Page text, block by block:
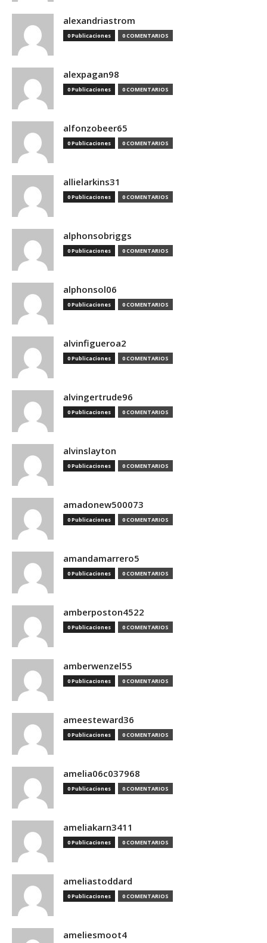
alexandriastrom
0 Publicaciones 0 COMENTARIOS
alexpagan98
0 Publicaciones 0 COMENTARIOS
alfonzobeer65
0 Publicaciones 0 COMENTARIOS
allielarkins31
0 Publicaciones 0 COMENTARIOS
alphonsobriggs
0 Publicaciones 0 COMENTARIOS
alphonsol06
0 Publicaciones 0 COMENTARIOS
alvinfigueroa2
0 Publicaciones 0 COMENTARIOS
alvingertrude96
0 Publicaciones 0 COMENTARIOS
alvinslayton
0 Publicaciones 0 COMENTARIOS
amadonew500073
0 Publicaciones 0 COMENTARIOS
amandamarrero5
0 Publicaciones 0 COMENTARIOS
amberposton4522
0 Publicaciones 0 COMENTARIOS
amberwenzel55
0 Publicaciones 0 COMENTARIOS
ameesteward36
0 Publicaciones 0 COMENTARIOS
amelia06c037968
0 Publicaciones 0 COMENTARIOS
ameliakarn3411
0 Publicaciones 0 COMENTARIOS
ameliastoddard
0 Publicaciones 0 COMENTARIOS
ameliesmoot4